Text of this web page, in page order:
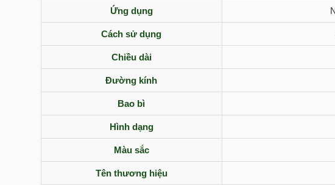
Ứng dụng
Cách sử dụng
Chiều dài
Đường kính
Bao bì
Hình dạng
Màu sắc
Tên thương hiệu